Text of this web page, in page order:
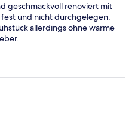
geschmackvoll renoviert mit
und nicht durchgelegen.
allerdings ohne warme